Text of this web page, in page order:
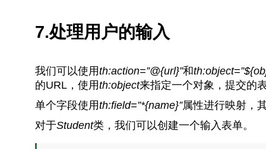
7.处理用户的输入
我们可以使用th:action=”@{url}”和
的URL，使用th:object来指定一个对象，提交的
单个字段使用th:field=”*{name}”属性进行映射，
对于Student类，我们可以创建一个输入表单。